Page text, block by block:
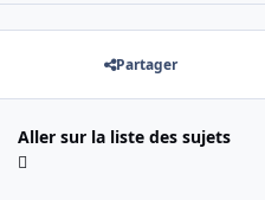
Partager
Aller sur la liste des sujets